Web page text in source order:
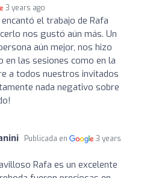
3 years ago
el trabajo de Rafa
nos gustó aún más. Un
aún mejor, nos hizo
las sesiones como en la
a todos nuestros invitados
nada negativo sobre
Publicada en
3 years
Rafa es un excelente